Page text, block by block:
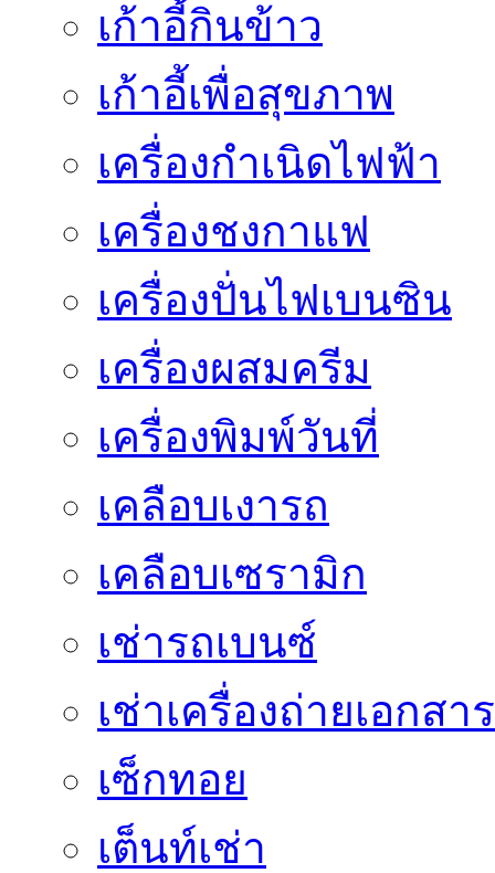
เก้าอี้กินข้าว
เก้าอี้เพื่อสุขภาพ
เครื่องกำเนิดไฟฟ้า
เครื่องชงกาแฟ
เครื่องปั่นไฟเบนซิน
เครื่องผสมครีม
เครื่องพิมพ์วันที่
เคลือบเงารถ
เคลือบเซรามิก
เช่ารถเบนซ์
เช่าเครื่องถ่ายเอกสาร
เซ็กทอย
เต็นท์เช่า